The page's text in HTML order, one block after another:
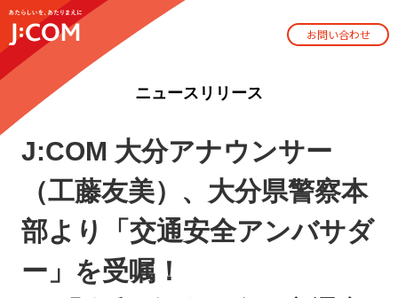
お問い合わせ
ニュースリリース
J:COM 大分アナウンサー
（工藤友美）、大分県警察本
部より「交通安全アンバサダ
ー」を受嘱！